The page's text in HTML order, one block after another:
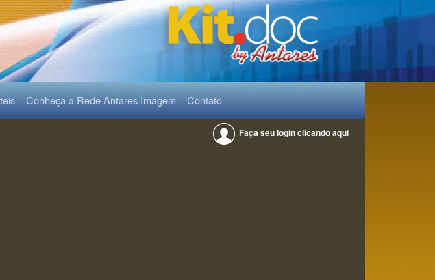
Conheça a Rede Antares Imagem Contato
Faça seu login clicando aqui